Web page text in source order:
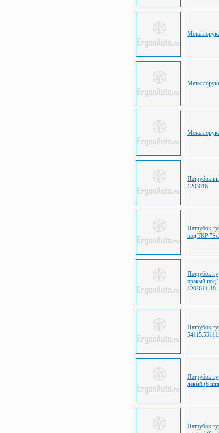
Патрубок
1203016
Патрубок
под ТКР
Патрубок
правый под
1203011-10
Патрубок
Патрубок
левый (6
Патрубок